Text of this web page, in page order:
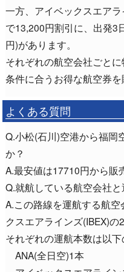
一方、アイベックスエア
で13,200円割引に、出発3
円)があります。
それぞれの航空会社ごと
条件に合うお得な航空券を
よくある質問
Q.小松(石川)空港から福岡
か？
A.最安値は17710円から販
Q.就航している航空会社と
A.この路線を運航する航
クスエアラインズ(IBEX)の2
それぞれの運航本数は以下
ANA(全日空)1本